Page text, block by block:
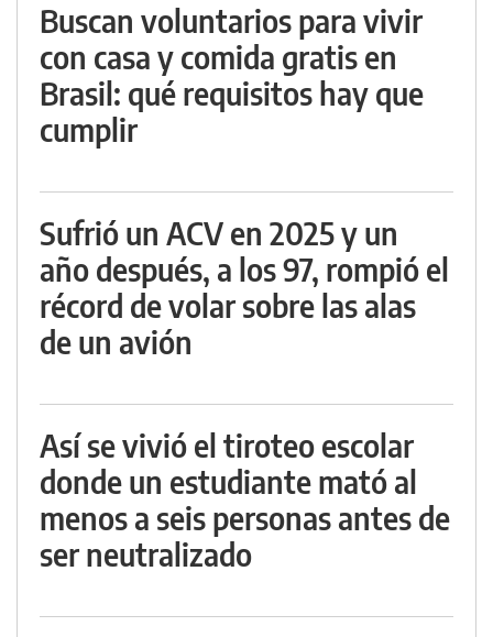
Buscan voluntarios para vivir
con casa y comida gratis en
Brasil: qué requisitos hay que
cumplir
Sufrió un ACV en 2025 y un
año después, a los 97, rompió el
récord de volar sobre las alas
de un avión
Así se vivió el tiroteo escolar
donde un estudiante mató al
menos a seis personas antes de
ser neutralizado